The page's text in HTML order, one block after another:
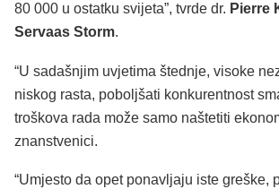
80 000 u ostatku svijeta”, tvrde dr. Pierre
Servaas Storm.
“U sadašnjim uvjetima štednje, visoke
niskog rasta, poboljšati konkurentnost
troškova rada može samo naštetiti
znanstvenici.
“Umjesto da opet ponavljaju iste greške,